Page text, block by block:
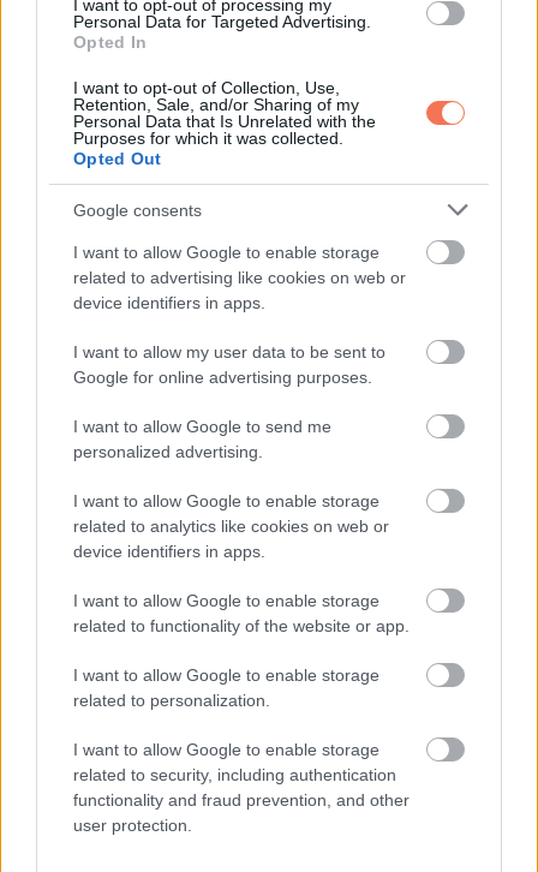
I want to opt-out of processing my
Personal Data for Targeted Advertising.
Opted In
I want to opt-out of Collection, Use,
Retention, Sale, and/or Sharing of my
Personal Data that Is Unrelated with the
Purposes for which it was collected.
Opted Out
Google consents
I want to allow Google to enable storage
related to advertising like cookies on web or
device identifiers in apps.
I want to allow my user data to be sent to
Google for online advertising purposes.
I want to allow Google to send me
personalized advertising.
I want to allow Google to enable storage
related to analytics like cookies on web or
device identifiers in apps.
I want to allow Google to enable storage
related to functionality of the website or app.
I want to allow Google to enable storage
related to personalization.
I want to allow Google to enable storage
related to security, including authentication
functionality and fraud prevention, and other
user protection.
Oszd meg ezt a posztot:
WhatsappReddit
Share
via
ELŐZŐ POSZT
Kosok, Ikrek, Halak, Mérlegek, Bikák,
Bakok, Nyilasok, Vízöntők! Hatalmas
változást hoz a nap: Holnapi horoszkóp
izgalmas új kezdetet nyit meg a legtöbb
jegynek!
KÖVETKEZŐ POSZT
A férj hazaér a munkából és a három